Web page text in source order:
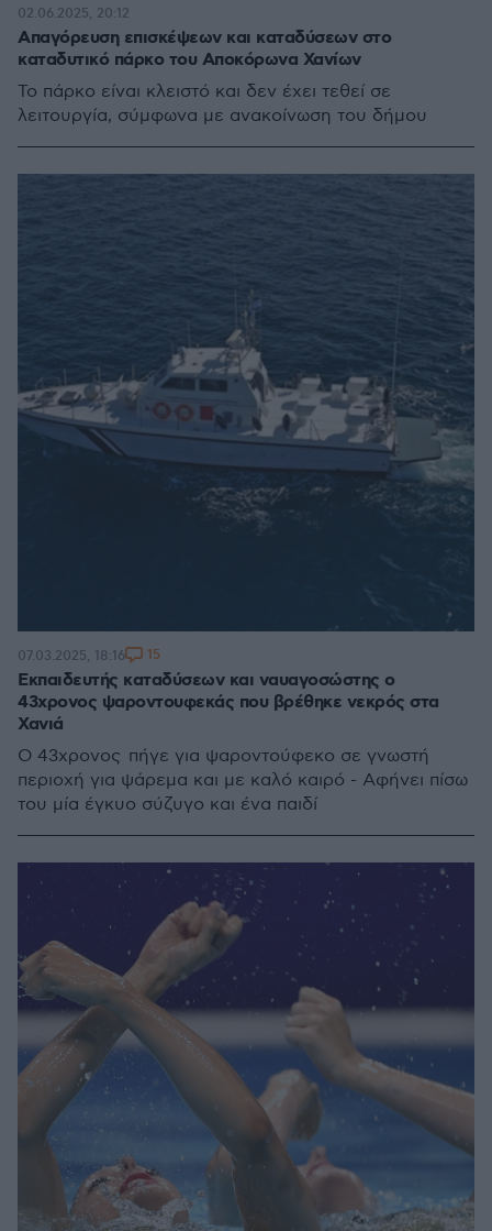
Απαγόρευση επισκέψεων και καταδύσεων στο
καταδυτικό πάρκο του Αποκόρωνα Χανίων
Το πάρκο είναι κλειστό και δεν έχει τεθεί σε
λειτουργία, σύμφωνα με ανακοίνωση του δήμου
02.06.2025, 20:12
Εκπαιδευτής καταδύσεων και ναυαγοσώστης ο
43χρονος ψαροντουφεκάς που βρέθηκε νεκρός στα
Χανιά
Ο 43χρονος πήγε για ψαροντούφεκο σε γνωστή
περιοχή για ψάρεμα και με καλό καιρό - Αφήνει πίσω
του μία έγκυο σύζυγο και ένα παιδί
07.03.2025, 18:16 15